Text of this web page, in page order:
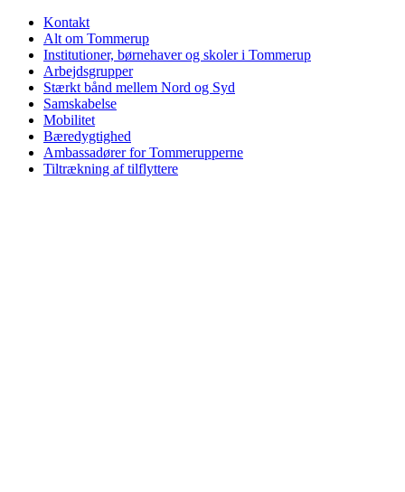
Kontakt
Alt om Tommerup
Institutioner, børnehaver og skoler i Tommerup
Arbejdsgrupper
Stærkt bånd mellem Nord og Syd
Samskabelse
Mobilitet
Bæredygtighed
Ambassadører for Tommerupperne
Tiltrækning af tilflyttere